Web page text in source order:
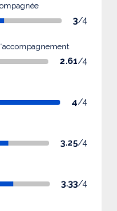
3/4
2.61/4
4/4
3.25/4
3.33/4